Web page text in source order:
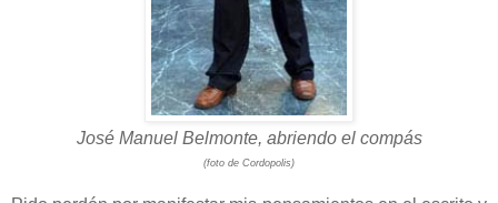
José Manuel Belmonte, abriendo el compás
(foto de Cordopolis)